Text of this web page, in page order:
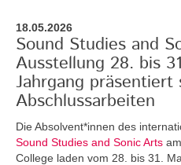
18.05.2026
Sound Studies and
Ausstellung 28. bis
Jahrgang präsentiert
Abschlussarbeiten
Die Absolvent*innen des
Sound Studies and Sonic Arts
College laden vom 28. bis 31.